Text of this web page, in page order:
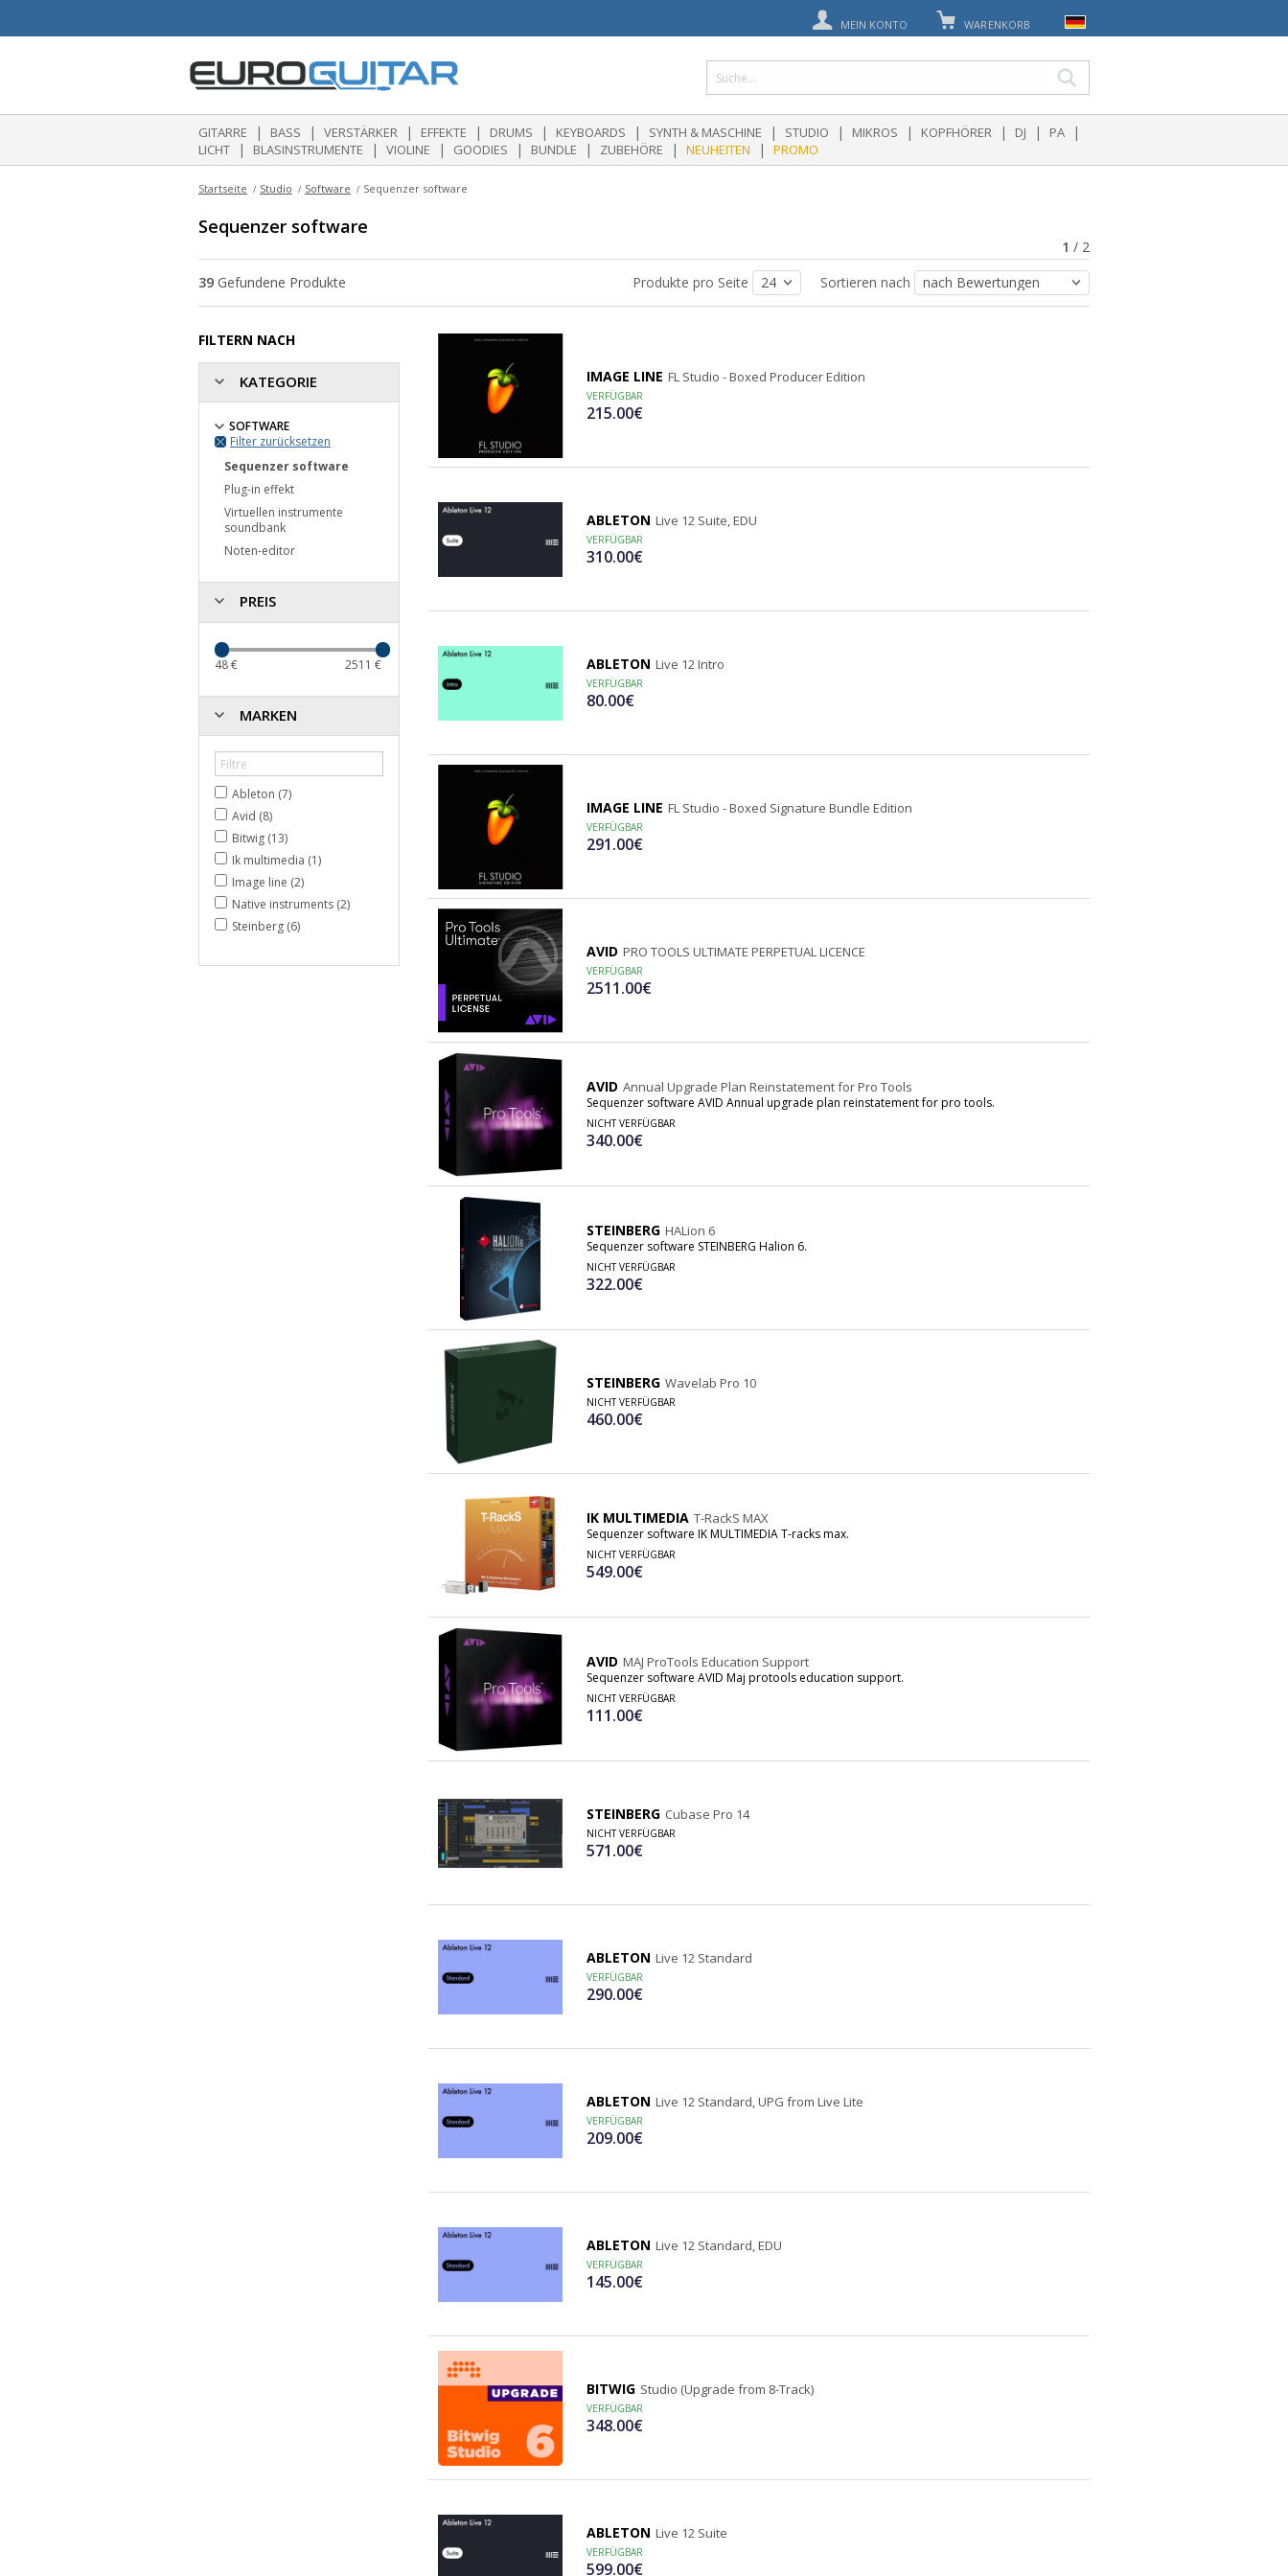
MEIN KONTO WARENKORB
GITARRE | BASS | VERSTÄRKER | EFFEKTE | DRUMS | KEYBOARDS | SYNTH & MASCHINE | STUDIO | MIKROS | KOPFHÖRER | DJ | PA |
LICHT | BLASINSTRUMENTE | VIOLINE | GOODIES | BUNDLE | ZUBEHÖRE | NEUHEITEN | PROMO
Startseite Studio Software Sequenzer software
Sequenzer software
1 / 2
39 Gefundene Produkte Produkte pro Seite Sortieren nach
FILTERN NACH
KATEGORIE
SOFTWARE
Filter zurücksetzen
Sequenzer software
Plug-in effekt
Virtuellen instrumente
soundbank
Noten-editor
PREIS
48€ 2511 €
MARKEN
Ableton (7)
Avid (8)
Bitwig (13)
Ik multimedia (1)
Image line (2)
Native instruments (2)
Steinberg (6)
IMAGE LINE FL Studio - Boxed Producer Edition
VERFÜGBAR
215.00€
ABLETON Live 12 Suite, EDU
VERFÜGBAR
310.00€
ABLETON Live 12 Intro
VERFÜGBAR
80.00€
IMAGE LINE FL Studio - Boxed Signature Bundle Edition
VERFÜGBAR
291.00€
AVID PRO TOOLS ULTIMATE PERPETUAL LICENCE
VERFÜGBAR
2511.00€
AVID Annual Upgrade Plan Reinstatement for Pro Tools
Sequenzer software AVID Annual upgrade plan reinstatement for pro tools.
NICHT VERFÜGBAR
340.00€
STEINBERG HALion 6
Sequenzer software STEINBERG Halion 6.
NICHT VERFÜGBAR
322.00€
STEINBERG Wavelab Pro 10
NICHT VERFÜGBAR
460.00€
IK MULTIMEDIA T-RackS MAX
Sequenzer software IK MULTIMEDIA T-racks max.
NICHT VERFÜGBAR
549.00€
AVID MAJ ProTools Education Support
Sequenzer software AVID Maj protools education support.
NICHT VERFÜGBAR
111.00€
STEINBERG Cubase Pro 14
NICHT VERFÜGBAR
571.00€
ABLETON Live 12 Standard
VERFÜGBAR
290.00€
ABLETON Live 12 Standard, UPG from Live Lite
VERFÜGBAR
209.00€
ABLETON Live 12 Standard, EDU
VERFÜGBAR
145.00€
BITWIG Studio (Upgrade from 8-Track)
VERFÜGBAR
348.00€
ABLETON Live 12 Suite
VERFÜGBAR
599.00€